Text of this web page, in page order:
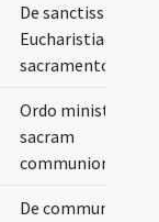
De sanctissimo
Eucharistiae
sacramento
Ordo ministrandi
sacram
communionem
De communione